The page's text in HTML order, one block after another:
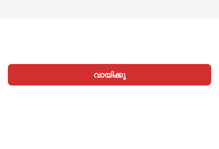
വായിക്കൂ
ഹോം വിഭാഗങ്ങള്‍ എഴുതൂ ലേഖനങ്ങൾ സൈനിന്‍